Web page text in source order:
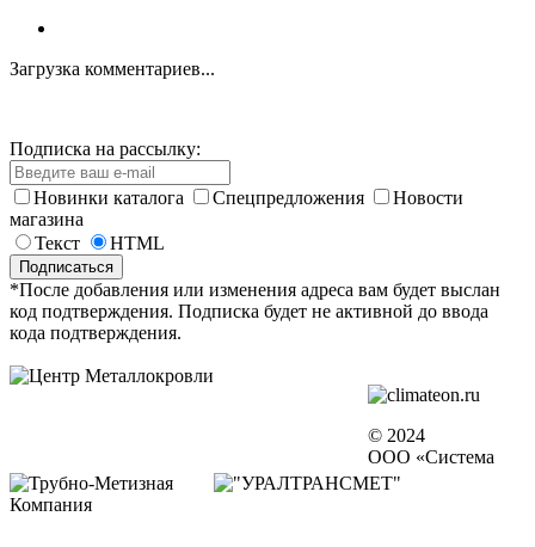
Загрузка комментариев...
Подписка на рассылку:
Новинки каталога Спецпредложения
Новости
магазина
Текст
HTML
*После добавления или изменения адреса вам будет выслан
код подтверждения. Подписка будет не активной до ввода
кода подтверждения.
© 2024
ООО «Система